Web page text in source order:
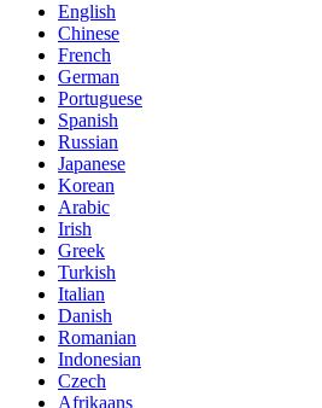
English
Chinese
French
German
Portuguese
Spanish
Russian
Japanese
Korean
Arabic
Irish
Greek
Turkish
Italian
Danish
Romanian
Indonesian
Czech
Afrikaans